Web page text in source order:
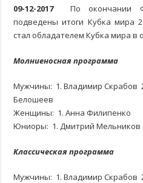
09-12-2017По окончании
подведены итоги Кубка мира
стал обладателем Кубка мира в
Молниеносная программа
Мужчины: 1. Владимир Скрабов
Белошеев
Женщины: 1. Анна Филипенко
Юниоры: 1. Дмитрий Мельников
Классическая программа
Мужчины: 1. Владимир Скрабов